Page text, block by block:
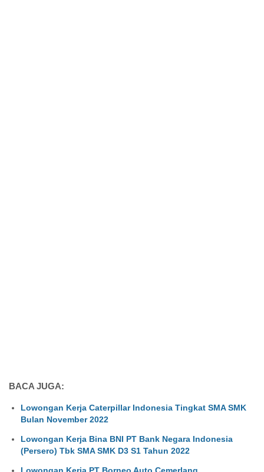
BACA JUGA:
Lowongan Kerja Caterpillar Indonesia Tingkat SMA SMK
Bulan November 2022
Lowongan Kerja Bina BNI PT Bank Negara Indonesia
(Persero) Tbk SMA SMK D3 S1 Tahun 2022
Lowongan Kerja PT Borneo Auto Cemerlang